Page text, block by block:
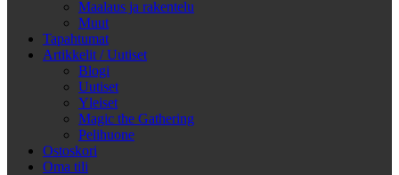
Maalaus ja rakentelu
Muut
Tapahtumat
Artikkelit / Uutiset
Blogi
Uutiset
Yleiset
Magic the Gathering
Pelihuone
Ostoskori
Oma tili